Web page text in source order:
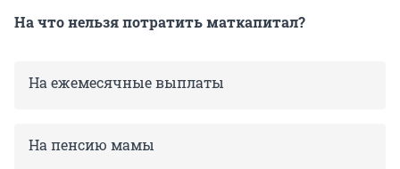
На что нельзя потратить маткапитал?
На ежемесячные выплаты
На пенсию мамы